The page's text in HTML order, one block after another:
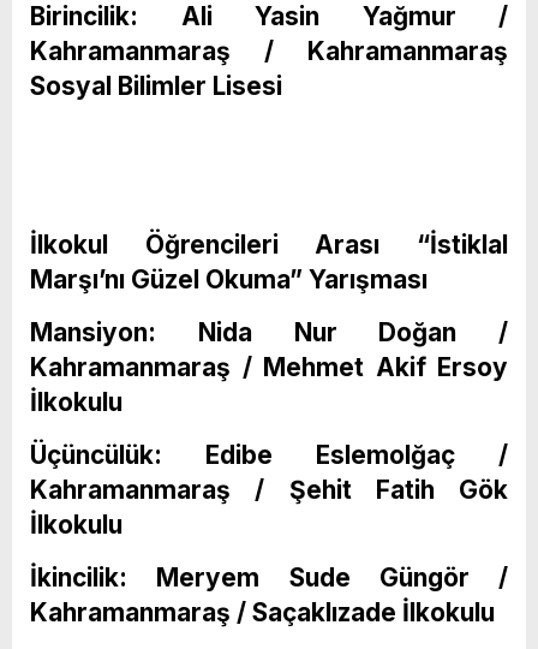
Birincilik: Ali Yasin Yağmur /
Kahramanmaraş / Kahramanmaraş
Sosyal Bilimler Lisesi
İlkokul Öğrencileri Arası “İstiklal
Marşı’nı Güzel Okuma” Yarışması
Mansiyon: Nida Nur Doğan /
Kahramanmaraş / Mehmet Akif Ersoy
İlkokulu
Üçüncülük: Edibe Eslemolğaç /
Kahramanmaraş / Şehit Fatih Gök
İlkokulu
İkincilik: Meryem Sude Güngör /
Kahramanmaraş / Saçaklızade İlkokulu